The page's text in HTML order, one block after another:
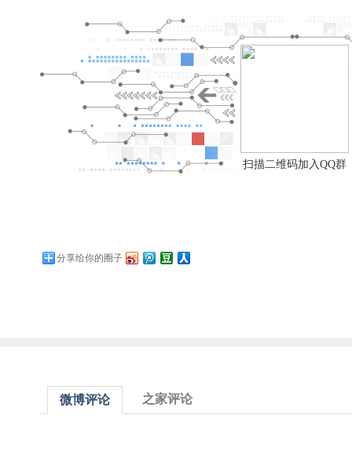
扫描二维码加入QQ群
分享给你的圈子
微博评论 之家评论